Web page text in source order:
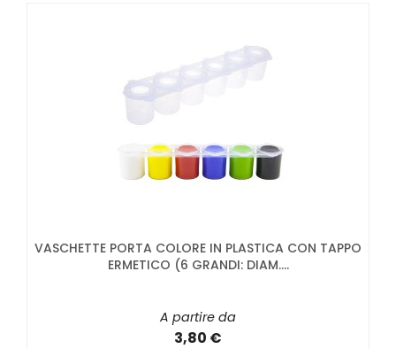
VASCHETTE PORTA COLORE IN PLASTICA CON TAPPO
ERMETICO (6 GRANDI: DIAM....
A partire da
3,80 €